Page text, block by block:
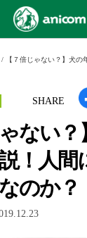
/
【７倍じゃない？】犬
SHARE
ゃない
！人間
のか？